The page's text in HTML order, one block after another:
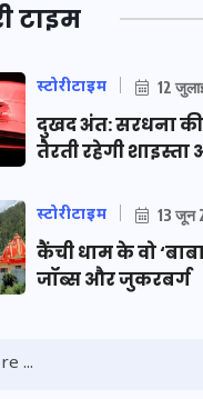
टाइम
स्टोरीटाइम 12
दुखद अंत: सरधना
तैरती रहेगी शाइस्ता
स्टोरीटाइम 13 जून
कैंची धाम के वो
जॉब्स और जुकरबर्ग